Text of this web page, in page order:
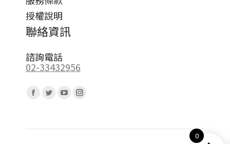
授權說明
聯絡資訊
諮詢電話
02-33432956
Facebook
opens
Twitter
opens
YouTube
opens
Instagram
opens
0